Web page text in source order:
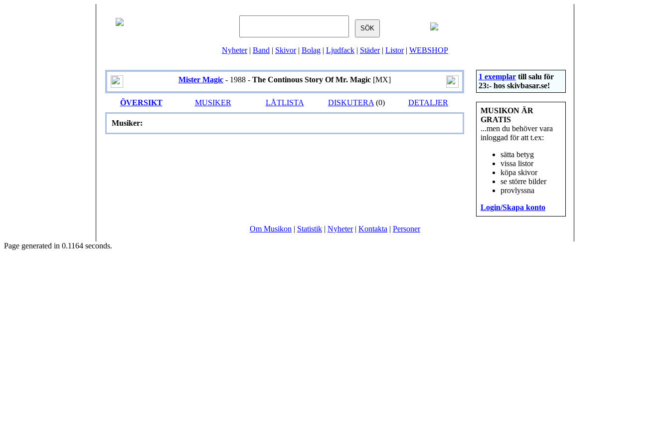
Nyheter| Band | Skivor| Bolag | Ljudfack | Städer| Listor| WEBSHOP
Mister Magic - 1988 - The Continous Story Of Mr. Magic [MX]
ÖVERSIKT MUSIKER LÅTLISTA DISKUTERA (0) DETALJER
Musiker:
1 exemplar till salu för
23:- hos skivbasar.se!
MUSIKON ÄR
GRATIS
...men du behöver vara
inloggad för att t.ex:
sätta betyg
vissa listor
köpa skivor
se större bilder
provlyssna
Login/Skapa konto
Om Musikon | Statistik | Nyheter| Kontakta | Personer
Page generated in 0.1164 seconds.